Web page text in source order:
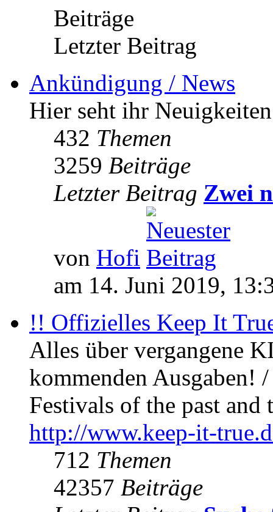
Beiträge
Letzter Beitrag
Ankündigung / News
Hier seht ihr
432 Themen
3259 Beiträge
Letzter Beitrag Zwei
von Hofi
am 14. Juni 2019,
!! Offizielles Keep It
Alles über vergangene
kommenden Ausgaben!
Festivals of the past
http://www.keep-it-
712 Themen
42357 Beiträge